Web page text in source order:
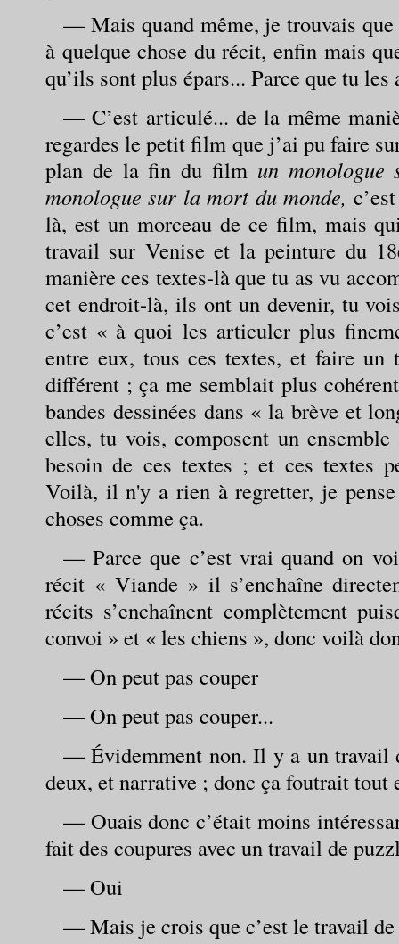
— Mais quand même, je trouvais
à quelque chose du récit, enfin mais
qu’ils sont plus épars... Parce que tu les
— C’est articulé... de la même
regardes le petit film que j’ai pu faire
plan de la fin du film un
monologue sur la mort du monde,
là, est un morceau de ce film, mais
travail sur Venise et la peinture du
manière ces textes-là que tu as vu
cet endroit-là, ils ont un devenir, tu
c’est « à quoi les articuler plus
entre eux, tous ces textes, et faire un
différent ; ça me semblait plus
bandes dessinées dans « la brève et
elles, tu vois, composent un
besoin de ces textes ; et ces textes
Voilà, il n'y a rien à regretter, je
choses comme ça.
— Parce que c’est vrai quand on
récit « Viande » il s’enchaîne
récits s’enchaînent complètement
convoi » et « les chiens », donc voilà
— On peut pas couper
— On peut pas couper...
— Évidemment non. Il y a un travail
deux, et narrative ; donc ça foutrait tout
— Ouais donc c’était moins
fait des coupures avec un travail de
— Oui
— Mais je crois que c’est le travail de